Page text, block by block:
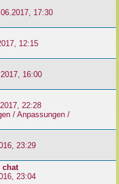
17:30
12:15
16:00
22:28
/ Anpassungen /
23:29
chat
23:04